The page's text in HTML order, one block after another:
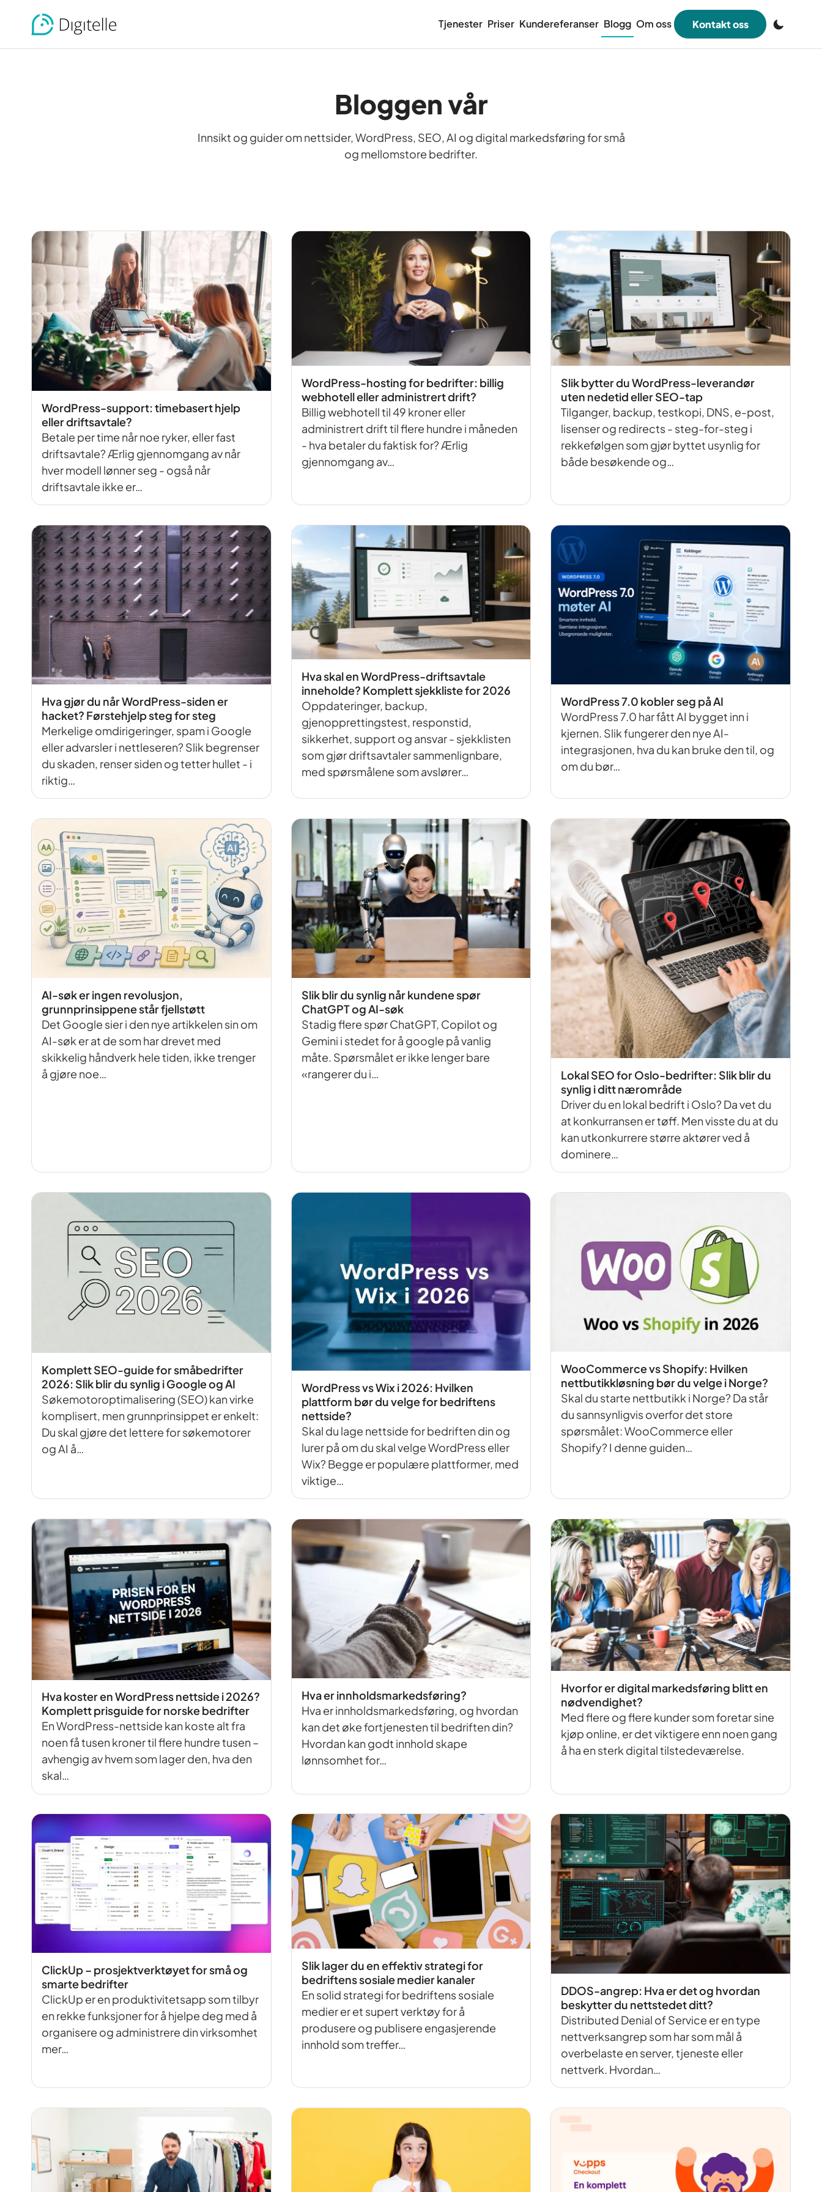
Tjenester Priser Kundereferanser Blogg Om oss Kontakt oss
Bloggen vår
Innsikt og guider om nettsider, WordPress, SEO, AI og digital markedsføring for små
og mellomstore bedrifter.
WordPress-support: timebasert hjelp
eller driftsavtale?
Betale per time når noe ryker, eller fast
driftsavtale? Ærlig gjennomgang av når
hver modell lønner seg - også når
driftsavtale ikke er…
WordPress-hosting for bedrifter: billig
webhotell eller administrert drift?
Billig webhotell til 49 kroner eller
administrert drift til flere hundre i måneden
- hva betaler du faktisk for? Ærlig
gjennomgang av…
Slik bytter du WordPress-leverandør
uten nedetid eller SEO-tap
Tilganger, backup, testkopi, DNS, e-post,
lisenser og redirects - steg-for-steg i
rekkefølgen som gjør byttet usynlig for
både besøkende og…
Hva gjør du når WordPress-siden er
hacket? Førstehjelp steg for steg
Merkelige omdirigeringer, spam i Google
eller advarsler i nettleseren? Slik begrenser
du skaden, renser siden og tetter hullet - i
riktig…
Hva skal en WordPress-driftsavtale
inneholde? Komplett sjekkliste for 2026
Oppdateringer, backup,
gjenopprettingstest, responstid,
sikkerhet, support og ansvar - sjekklisten
som gjør driftsavtaler sammenlignbare,
med spørsmålene som avslører…
WordPress 7.0 kobler seg på AI
WordPress 7.0 har fått AI bygget inn i
kjernen. Slik fungerer den nye AI-
integrasjonen, hva du kan bruke den til, og
om du bør…
AI-søk er ingen revolusjon,
grunnprinsippene står fjellstøtt
Det Google sier i den nye artikkelen sin om
AI-søk er at de som har drevet med
skikkelig håndverk hele tiden, ikke trenger
å gjøre noe…
Slik blir du synlig når kundene spør
ChatGPT og AI-søk
Stadig flere spør ChatGPT, Copilot og
Gemini i stedet for å google på vanlig
måte. Spørsmålet er ikke lenger bare
«rangerer du i…
Lokal SEO for Oslo-bedrifter: Slik blir du
synlig i ditt nærområde
Driver du en lokal bedrift i Oslo? Da vet du
at konkurransen er tøff. Men visste du at du
kan utkonkurrere større aktører ved å
dominere…
Komplett SEO-guide for småbedrifter
2026: Slik blir du synlig i Google og AI
Søkemotoroptimalisering (SEO) kan virke
komplisert, men grunnprinsippet er enkelt:
Du skal gjøre det lettere for søkemotorer
og AI å…
WordPress vs Wix i 2026: Hvilken
plattform bør du velge for bedriftens
nettside?
Skal du lage nettside for bedriften din og
lurer på om du skal velge WordPress eller
Wix? Begge er populære plattformer, med
viktige…
WooCommerce vs Shopify: Hvilken
nettbutikkløsning bør du velge i Norge?
Skal du starte nettbutikk i Norge? Da står
du sannsynligvis overfor det store
spørsmålet: WooCommerce eller
Shopify? I denne guiden…
Hva koster en WordPress nettside i 2026?
Komplett prisguide for norske bedrifter
En WordPress-nettside kan koste alt fra
noen få tusen kroner til flere hundre tusen –
avhengig av hvem som lager den, hva den
skal…
Hva er innholdsmarkedsføring?
Hva er innholdsmarkedsføring, og hvordan
kan det øke fortjenesten til bedriften din?
Hvordan kan godt innhold skape
lønnsomhet for…
Hvorfor er digital markedsføring blitt en
nødvendighet?
Med flere og flere kunder som foretar sine
kjøp online, er det viktigere enn noen gang
å ha en sterk digital tilstedeværelse.
ClickUp – prosjektverktøyet for små og
smarte bedrifter
ClickUp er en produktivitetsapp som tilbyr
en rekke funksjoner for å hjelpe deg med å
organisere og administrere din virksomhet
mer…
Slik lager du en effektiv strategi for
bedriftens sosiale medier kanaler
En solid strategi for bedriftens sosiale
medier er et supert verktøy for å
produsere og publisere engasjerende
innhold som treffer…
DDOS-angrep: Hva er det og hvordan
beskytter du nettstedet ditt?
Distributed Denial of Service er en type
nettverksangrep som har som mål å
overbelaste en server, tjeneste eller
nettverk. Hvordan…